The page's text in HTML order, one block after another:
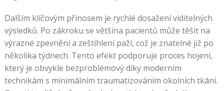
Dalším klíčovým přínosem je rychlé dosažení viditelných
výsledků. Po zákroku se většina pacientů může těšit na
výrazné zpevnění a zeštíhlení paží, což je znatelné již po
několika týdnech. Tento efekt podporuje proces hojení,
který je obvykle bezproblémový díky moderním
technikám s minimálním traumatizováním okolních tkání.